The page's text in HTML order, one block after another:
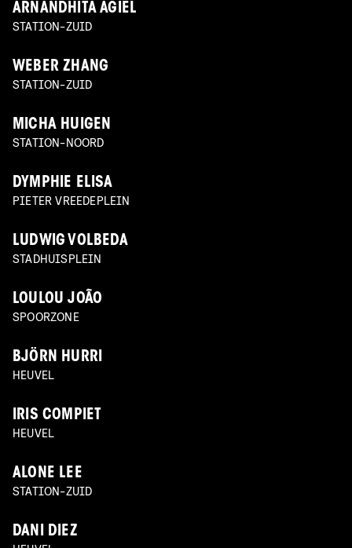
ARNANDHITA AGIEL
STATION-ZUID
WEBER ZHANG
STATION-ZUID
MICHA HUIGEN
STATION-NOORD
DYMPHIE ELISA
PIETER VREEDEPLEIN
LUDWIG VOLBEDA
STADHUISPLEIN
LOULOU JOÃO
SPOORZONE
BJÖRN HURRI
HEUVEL
IRIS COMPIET
HEUVEL
ALONE LEE
STATION-ZUID
DANI DIEZ